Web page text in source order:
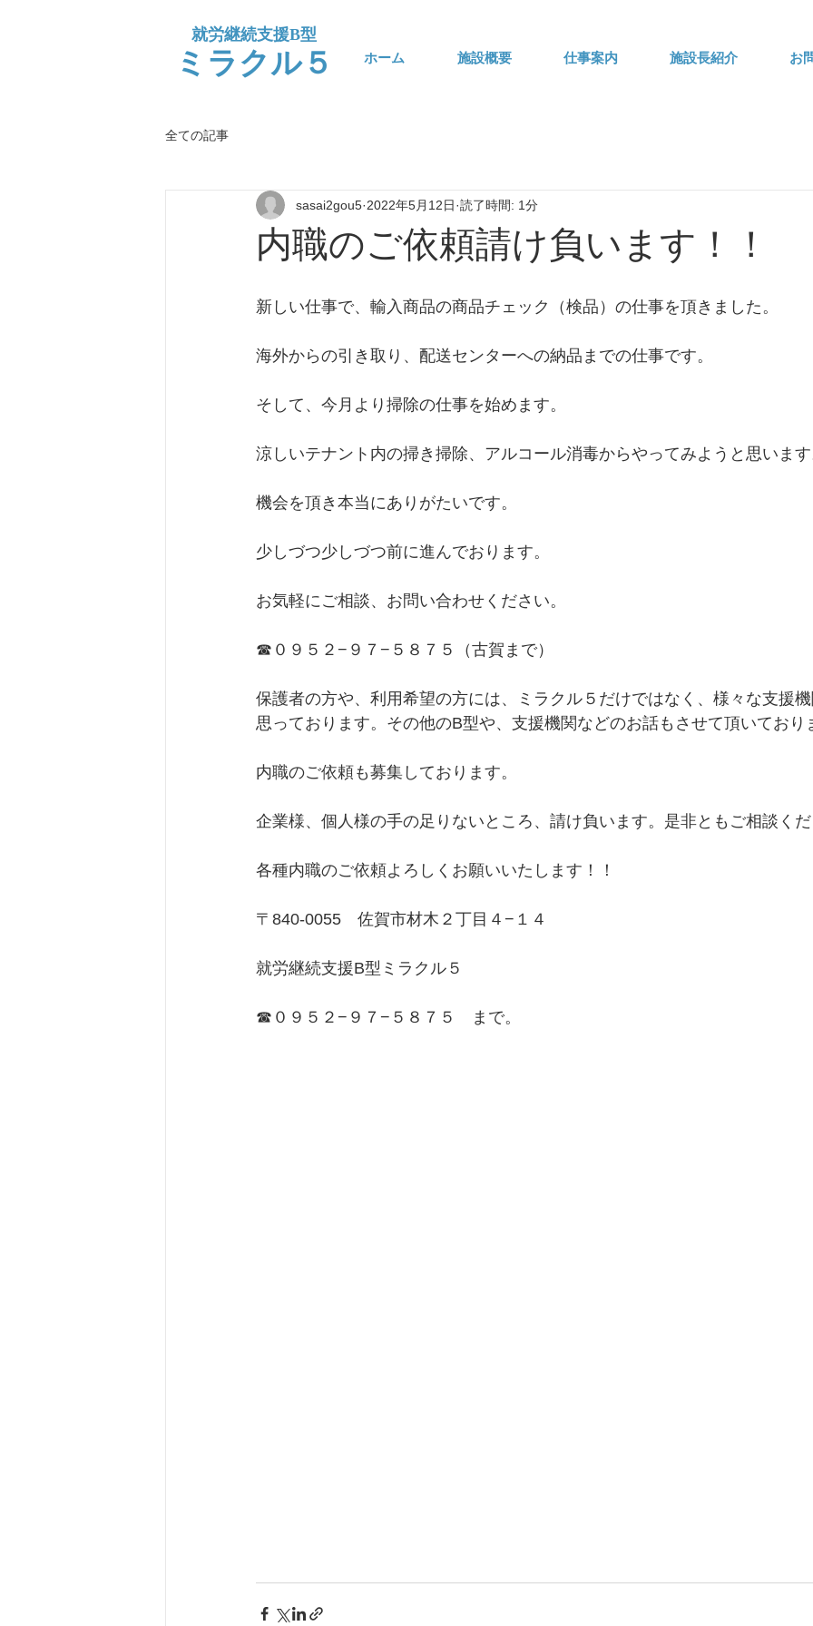
​就労継続支援B型
​ミラクル５ ホーム 施設概要 仕事案内 施設長紹介 お
全ての記事
内職のご依頼請け負います！！
sasai2gou5 2022年5月12日 読了時間: 1分
新しい仕事で、輸入商品の商品チェック（検品）の仕事を頂きました。
海外からの引き取り、配送センターへの納品までの仕事です。
そして、今月より掃除の仕事を始めます。
涼しいテナント内の掃き掃除、アルコール消毒からやってみようと思いま
機会を頂き本当にありがたいです。
少しづつ少しづつ前に進んでおります。
お気軽にご相談、お問い合わせください。
☎０９５２−９７−５８７５（古賀まで）
保護者の方や、利用希望の方には、ミラクル５だけではなく、様々な支援
思っております。その他のB型や、支援機関などのお話もさせて頂いており
内職のご依頼も募集しております。
企業様、個人様の手の足りないところ、請け負います。是非ともご相談く
各種内職のご依頼よろしくお願いいたします！！
〒840-0055　佐賀市材木２丁目４−１４
就労継続支援B型ミラクル５
☎０９５２−９７−５８７５　まで。